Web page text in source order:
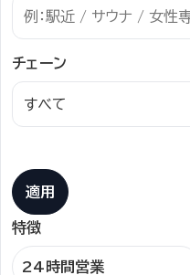
チェーン
適用
特徴
24時間営業